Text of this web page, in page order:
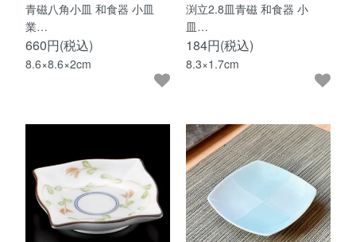
青磁八角小皿 和食器 小皿
業…
660円(税込)
8.6×8.6×2cm
渕立2.8皿青磁 和食器 小
皿…
184円(税込)
8.3×1.7cm